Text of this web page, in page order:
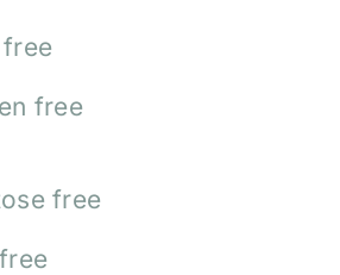
free
free
free